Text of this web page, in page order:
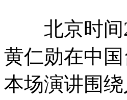
北京时间
黄仁勋在中
本场演讲围